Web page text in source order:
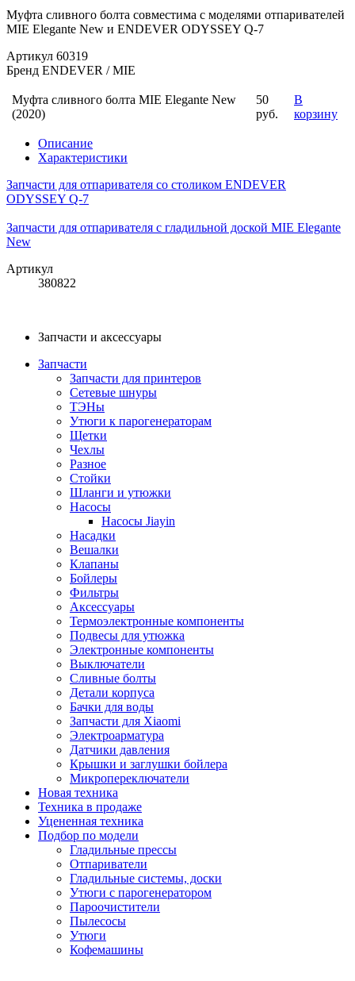
Муфта сливного болта совместима с моделями отпаривателей
MIE Elegante New и ENDEVER ODYSSEY Q-7
Артикул 60319
Бренд ENDEVER / MIE
Муфта сливного болта MIE Elegante New
(2020)
50
руб.
В
корзину
Описание
Характеристики
Запчасти для отпаривателя со столиком ENDEVER
ODYSSEY Q-7
Запчасти для отпаривателя с гладильной доской MIE Elegante
New
Артикул
380822
Запчасти и аксессуары
Запчасти
Запчасти для принтеров
Сетевые шнуры
ТЭНы
Утюги к парогенераторам
Щетки
Чехлы
Разное
Стойки
Шланги и утюжки
Насосы
Насосы Jiayin
Насадки
Вешалки
Клапаны
Бойлеры
Фильтры
Аксессуары
Термоэлектронные компоненты
Подвесы для утюжка
Электронные компоненты
Выключатели
Сливные болты
Детали корпуса
Бачки для воды
Запчасти для Xiaomi
Электроарматура
Датчики давления
Крышки и заглушки бойлера
Микропереключатели
Новая техника
Техника в продаже
Уцененная техника
Подбор по модели
Гладильные прессы
Отпариватели
Гладильные системы, доски
Утюги с парогенератором
Пароочистители
Пылесосы
Утюги
Кофемашины